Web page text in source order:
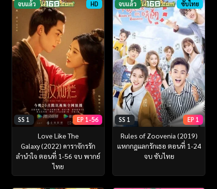
จบแล้ว HD
SS 1 EP 1-56
Love Like The
Galaxy (2022) ดาราจักรรัก
ลำนำใจ ตอนที่ 1-56 จบ พากย์
ไทย
จบแล้ว ซับไทย
SS 1 EP 1
Rules of Zoovenia (2019)
แหกกฎแลกรักเธอ ตอนที่ 1-24
จบ ซับไทย